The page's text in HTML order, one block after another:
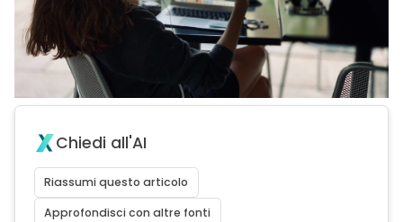
Chiedi all'AI
Riassumi questo articolo
Approfondisci con altre fonti